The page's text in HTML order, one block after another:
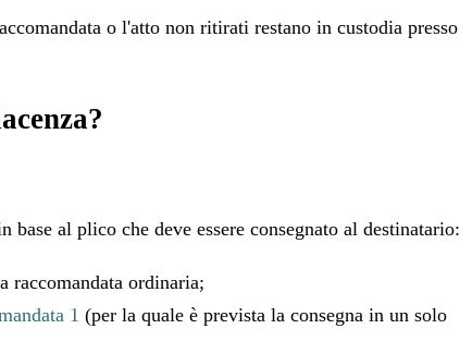
o l'atto non ritirati restano in custodia presso
base al plico che deve essere consegnato al destinatario:
raccomandata ordinaria;
1 (per la quale è prevista la consegna in un solo